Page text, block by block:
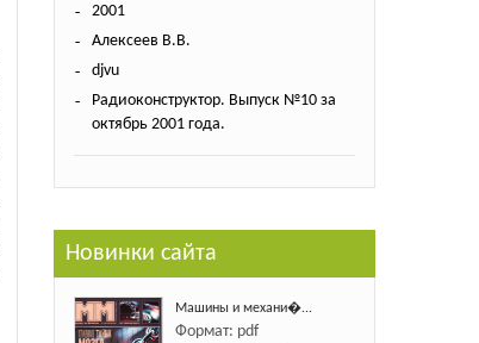
2001
Алексеев В.В.
djvu
Радиоконструктор. Выпуск №10 за
октябрь 2001 года.
Новинки сайта
Машины и механи�...
Формат: pdf